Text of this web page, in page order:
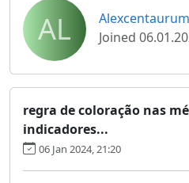
AL
Alexcentaurum
Joined
regra de coloração nas
indicadores...
06 Jan 2024, 21:20